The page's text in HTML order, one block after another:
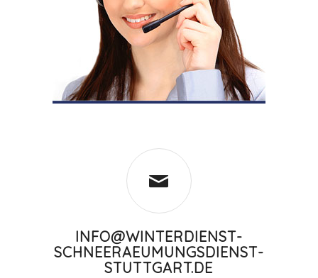
INFO@WINTERDIENST-
SCHNEERAEUMUNGSDIENST-
STUTTGART.DE